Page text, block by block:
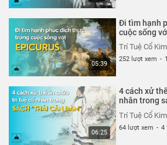
Thể loại :BÀI HỌC CUỘC SỐNG
05:39
Đi tìm hạnh
cuộc sống
Kim
Trí Tuệ Cổ Kim
252 lượt xem -
06:25
4 cách xử
nhân trong
Trí Tuệ Cổ Kim
64 lượt xem - 4